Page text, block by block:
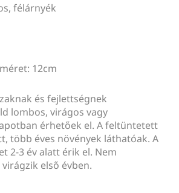
félárnyék
12cm
és fejlettségnek
lombos, virágos vagy
érhetőek el. A feltüntetett
több éves növények láthatóak. A
2-3 év alatt érik el. Nem
első évben.